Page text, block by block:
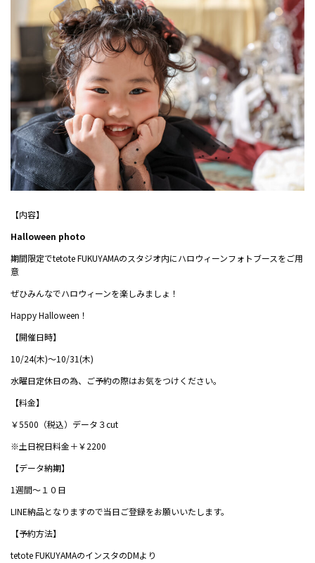
【内容】
Halloween photo
期間限定でtetote FUKUYAMAのスタジオ内にハロウィーンフォトブースをご用
意
ぜひみんなでハロウィーンを楽しみましょ！
Happy Halloween！
【開催日時】
10/24(木)～10/31(木)
水曜日定休日の為、ご予約の際はお気をつけください。
【料金】
￥5500（税込）データ３cut
※土日祝日料金＋￥2200
【データ納期】
1週間～１０日
LINE納品となりますので当日ご登録をお願いいたします。
【予約方法】
tetote FUKUYAMAのインスタのDMより